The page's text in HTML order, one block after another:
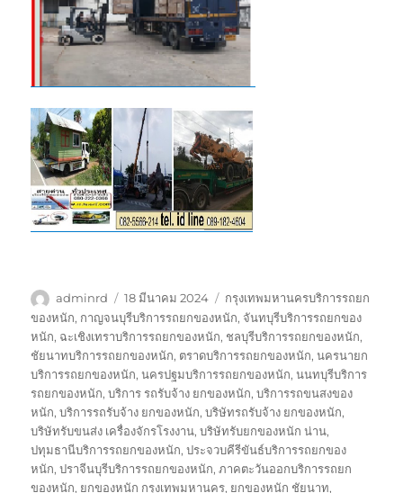
ผู้
เขียน
adminrd
เขียน
เมื่อ
18 มีนาคม 2024
ป้าย
กำกับ
กรุงเทพมหานครบริการรถยก
ของหนัก, กาญจนบุรีบริการรถยกของหนัก, จันทบุรีบริการรถยกของ
หนัก, ฉะเชิงเทราบริการรถยกของหนัก, ชลบุรีบริการรถยกของหนัก,
ชัยนาทบริการรถยกของหนัก, ตราดบริการรถยกของหนัก,นครนายก
บริการรถยกของหนัก,นครปฐมบริการรถยกของหนัก,นนทบุรีบริการ
รถยกของหนัก,บริการ รถรับจ้าง ยกของหนัก,บริการรถขนสงของ
หนัก,บริการรถรับจ้าง ยกของหนัก,บริษัทรถรับจ้าง ยกของหนัก,
บริษัทรับขนส่ง เครื่องจักรโรงงาน,บริษัทรับยกของหนัก น่าน,
ปทุมธานีบริการรถยกของหนัก,ประจวบคีรีขันธ์บริการรถยกของ
หนัก,ปราจีนบุรีบริการรถยกของหนัก,ภาคตะวันออกบริการรถยก
ของหนัก, ยกของหนัก กรุงเทพมหานคร, ยกของหนัก ชัยนาท,